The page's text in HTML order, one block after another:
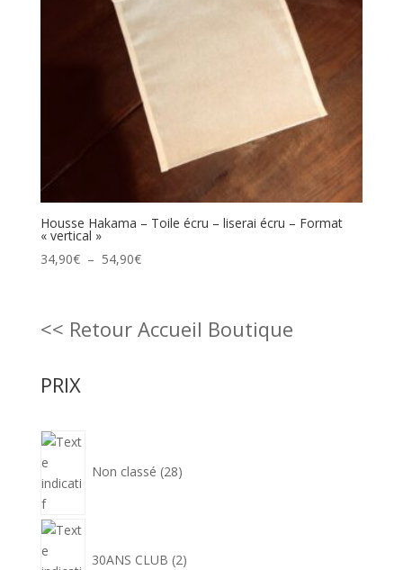
Housse Hakama – Toile écru – liserai écru – Format
« vertical »
34,90€ – 54,90€Plage
34,90€
à
<< Retour Accueil Boutique
PRIX
Non classé 28
30ANS CLUB 2